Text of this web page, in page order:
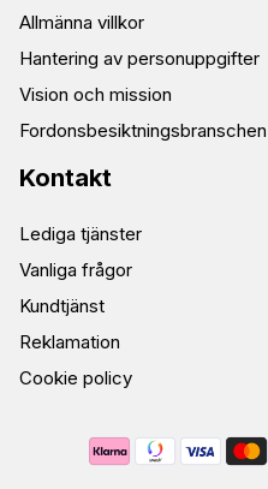
Allmänna villkor
Hantering av personuppgifter
Vision och mission
Fordonsbesiktningsbranschen
Kontakt
Lediga tjänster
Vanliga frågor
Kundtjänst
Reklamation
Cookie policy